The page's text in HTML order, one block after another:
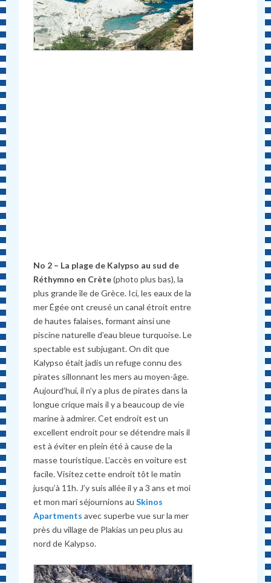
No 2 – La plage de Kalypso au sud de
Réthymno en Crète(photo plus bas), la
plus grande île de Grèce. Ici, les eaux de la
mer Égée ont creusé un canal étroit entre
de hautes falaises, formant ainsi une
piscine naturelle d’eau bleue turquoise. Le
spectable est subjugant. On dit que
Kalypso était jadis un refuge connu des
pirates sillonnant les mers au moyen-âge.
Aujourd’hui, il n’y a plus de pirates dans la
longue crique mais il y a beaucoup de vie
marine à admirer. Cet endroit est un
excellent endroit pour se détendre mais il
est à éviter en plein été à cause de la
masse touristique. L’accès en voiture est
facile. Visitez cette endroit tôt le matin
jusqu’à 11h. J’y suis allée il y a 3 ans et moi
et mon mari séjournions auSkinos
Apartments avec superbe vue sur la mer
près du village de Plakias un peu plus au
nord de Kalypso.